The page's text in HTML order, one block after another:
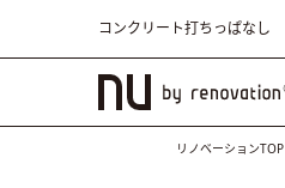
コンクリート打ちっぱなし
リノベーションTOP